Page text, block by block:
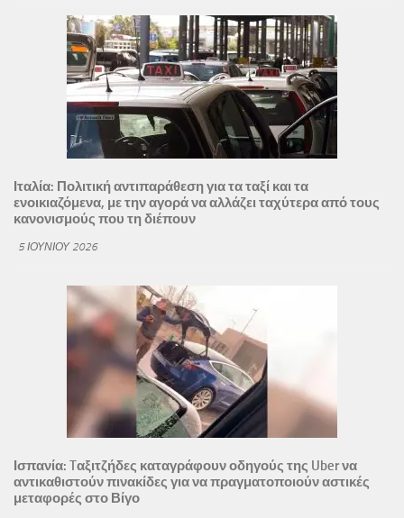
Ιταλία: Πολιτική αντιπαράθεση για τα ταξί και τα
ενοικιαζόμενα, με την αγορά να αλλάζει ταχύτερα από τους
κανονισμούς που τη διέπουν
5 ΙΟΥΝΊΟΥ 2026
Ισπανία: Tαξιτζήδες καταγράφουν οδηγούς της Uber να
αντικαθιστούν πινακίδες για να πραγματοποιούν αστικές
μεταφορές στο Βίγο